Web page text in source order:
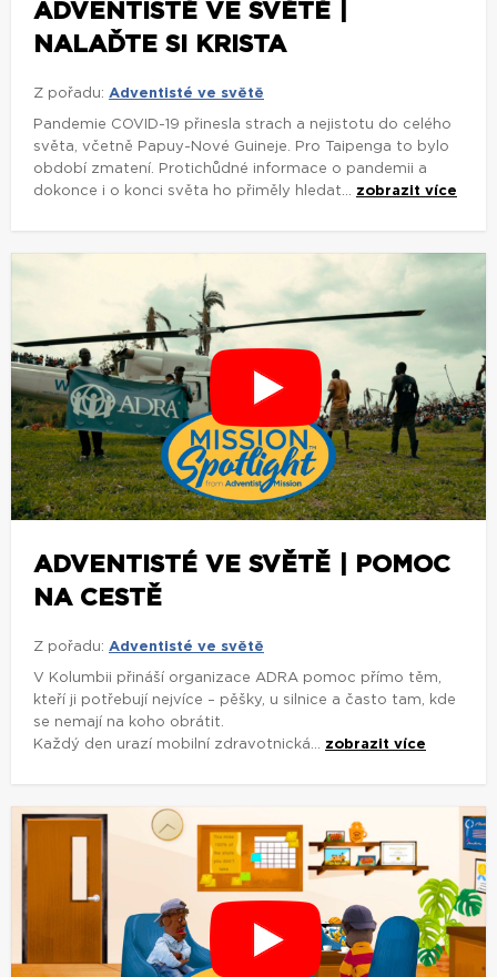
ADVENTISTÉ VE SVĚTĚ |
NALAĎTE SI KRISTA
Z pořadu: Adventisté ve světě
Pandemie COVID-19 přinesla strach a nejistotu do celého
světa, včetně Papuy-Nové Guineje. Pro Taipenga to bylo
období zmatení. Protichůdné informace o pandemii a
dokonce i o konci světa ho přiměly hledat... zobrazit více
ADVENTISTÉ VE SVĚTĚ | POMOC
NA CESTĚ
Z pořadu: Adventisté ve světě
V Kolumbii přináší organizace ADRA pomoc přímo těm,
kteří ji potřebují nejvíce – pěšky, u silnice a často tam, kde
se nemají na koho obrátit.
Každý den urazí mobilní zdravotnická... zobrazit více